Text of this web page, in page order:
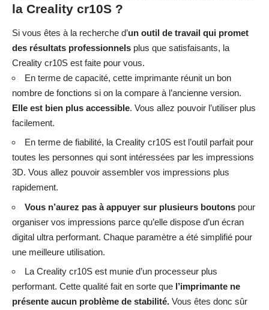
la Creality cr10S ?
Si vous êtes à la recherche d’un outil de travail qui promet
des résultats professionnels plus que satisfaisants, la
Creality cr10S est faite pour vous.
En terme de capacité, cette imprimante réunit un bon
nombre de fonctions si on la compare à l’ancienne version.
Elle est bien plus accessible. Vous allez pouvoir l’utiliser plus
facilement.
En terme de fiabilité, la Creality cr10S est l’outil parfait pour
toutes les personnes qui sont intéressées par les impressions
3D. Vous allez pouvoir assembler vos impressions plus
rapidement.
Vous n’aurez pas à appuyer sur plusieurs boutons pour
organiser vos impressions parce qu’elle dispose d’un écran
digital ultra performant. Chaque paramètre a été simplifié pour
une meilleure utilisation.
La Creality cr10S est munie d’un processeur plus
performant. Cette qualité fait en sorte que l’imprimante ne
présente aucun problème de stabilité. Vous êtes donc sûr